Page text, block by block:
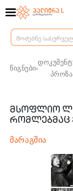
წიგნები
პროზა
მსოფლიო
რომლებმაც
მარაგშია